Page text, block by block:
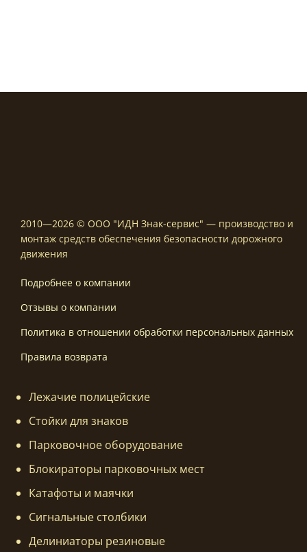
2010—2026 © ООО "ИДН Знак-сервис" — производство и
монтаж средств обеспечения безопасности дорожного
движения
Подробнее о компании
Отзывы о компании
Политика в отношении обработки персональных данных
Правила возврата
Лежачие полицейские
Стойки для знаков
Парковочное оборудование
Блокираторы парковочных мест
Катафоты и маячки
Сигнальные столбики
Делиниаторы резиновые